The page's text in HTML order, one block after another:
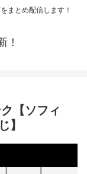
まとめ配信します！
！
【ソフィ
】